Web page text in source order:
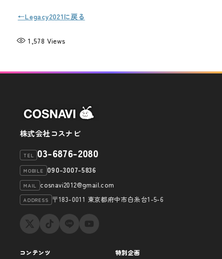
←Legacy2021に戻る
1,578 Views
株式会社コスナビ
TEL 03-6876-2080
MOBILE 090-3007-5836
MAIL cosnavi2012@gmail.com
ADDRESS 〒183-0011 東京都府中市白糸台1-5-6
コンテンツ 特別企画